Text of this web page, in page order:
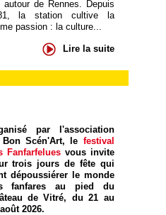
autour de Rennes. Depuis
la station cultive la
passion : la culture...
Lire la suite
par l'association
Bon Scén'Art, le festival
Fanfarfelues vous invite
trois jours de fête qui
dépoussiérer le monde
fanfares au pied du
de Vitré, du 21 au
2026.